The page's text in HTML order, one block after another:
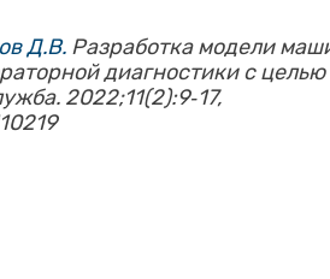
Д.В. Разработка модели
диагностики с
2022;11(2):9‑17,